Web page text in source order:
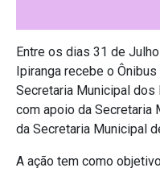
Entre os dias 31 de
Ipiranga recebe o
Secretaria Municipal dos
com apoio da Secretaria
da Secretaria Municipal
A ação tem como